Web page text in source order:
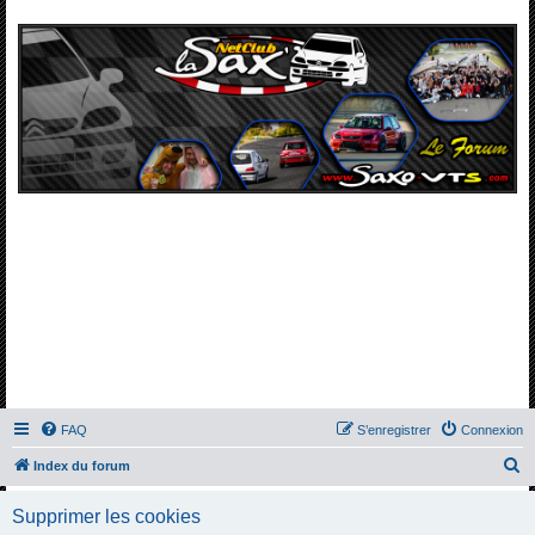
FAQ Connexion
S’enregistrer
Index du forum
Supprimer les cookies